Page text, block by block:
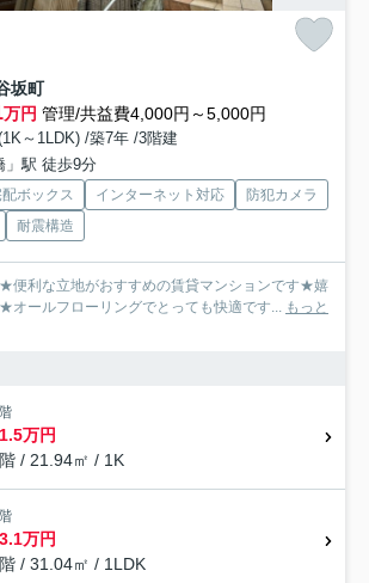
坂町
万円 管理/共益費4,000円～5,000円
～1LDK) /築7年 /3階建
」駅 徒歩9分
ボックス インターネット対応
防犯カメラ
耐震構造
便利な立地がおすすめの賃貸マンションです★嬉
オールフローリングでとっても快適です... もっと
万円
/ 21.94㎡ / 1K
万円
/ 31.04㎡ / 1LDK